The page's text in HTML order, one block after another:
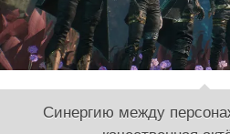
Синергию между